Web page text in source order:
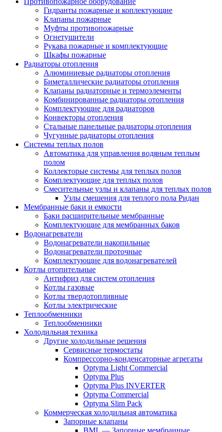
Гидранты пожарные и коплектующие
Клапаны пожарные
Муфты противопожарные
Огнетушители
Рукава пожарные и комплектующие
Шкафы пожарные
Радиаторы отопления
Алюминиевые радиаторы отопления
Биметаллические радиаторы отопления
Клапаны радиаторные и термоэлементы
Комбинированные радиаторы отопления
Комплектующие для радиаторов
Конвекторы отопления
Стальные панельные радиаторы отопления
Чугунные радиаторы отопления
Системы теплых полов
Автоматика для управления водяным теплым
полом
Коллекторые системы для теплых полов
Комплектующие для теплых полов
Смесительные узлы и клапаны для теплых полов
Узлы смешения для теплого пола Ридан
Мембранные баки и емкости
Баки расширительные мембранные
Комплектующие для мембранных баков
Водонагреватели
Водонагреватели накопильные
Водонагреватели проточные
Комплектующие для водонагревателей
Котлы отопительные
Антифриз для систем отопления
Котлы газовые
Котлы твердотопливные
Котлы электрические
Теплообменники
Теплообменники
Холодильная техника
Другие холодильные решения
Сервисные термостаты
Компрессорно-конденсаторные агрегаты
Optyma Light Commercial
Optyma Plus
Optyma Plus INVERTER
Optyma Commercial
Optyma Slim Pack
Коммерческая холодильная автоматика
Запорные клапаны
BML — Запорные мембранные